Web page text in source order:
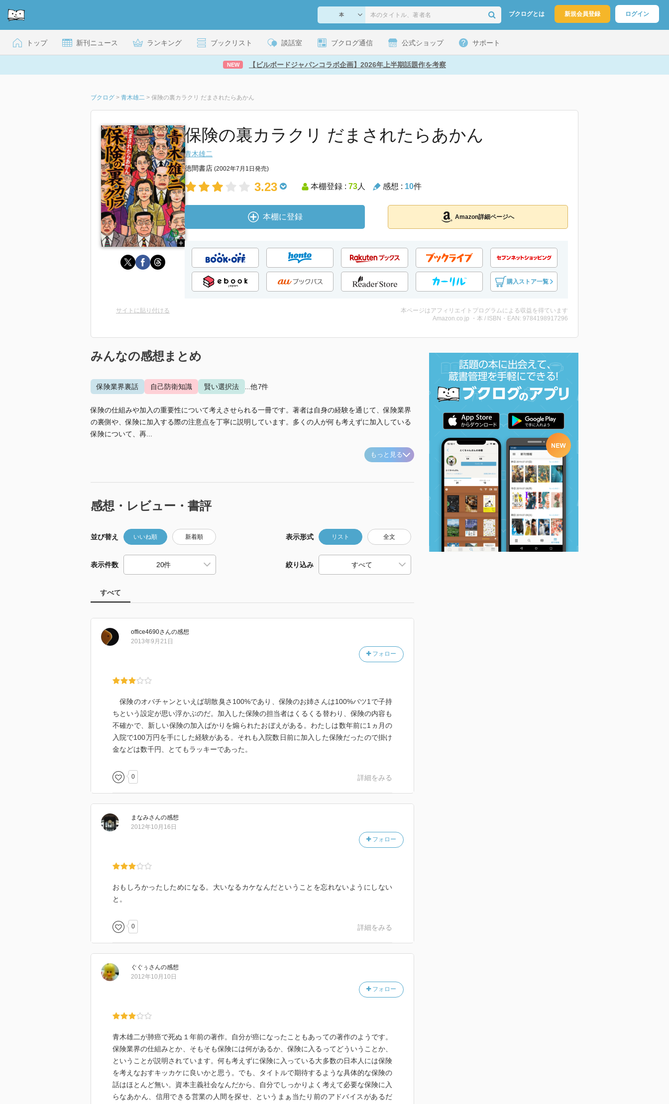
ブクログとは 新規会員登録 ログイン
トップ 新刊ニュース ランキング ブックリスト 談話室 ブクログ通信 公式ショップ サポート
NEW 【ビルボードジャパンコラボ企画】2026年上半期話題作を考察
ブクログ > 青木雄二 > 保険の裏カラクリ だまされたらあかん
保険の裏カラクリ だまされたらあかん
青木雄二
徳間書店 (2002年7月1日発売)
3.23 本棚登録 : 73人 感想 : 10件
本棚に登録 Amazon詳細ページへ
購入ストア一覧
サイトに貼り付ける
本ページはアフィリエイトプログラムによる収益を得ています
Amazon.co.jp ・本 / ISBN・EAN: 9784198917296
みんなの感想まとめ
保険業界裏話 自己防衛知識 賢い選択法 ...他7件
保険の仕組みや加入の重要性について考えさせられる一冊です。著者は自身の経験を通じて、保険業界
の裏側や、保険に加入する際の注意点を丁寧に説明しています。多くの人が何も考えずに加入している
保険について、再...
もっと見る
感想・レビュー・書評
並び替え いいね順 新着順 表示形式 リスト 全文
表示件数 絞り込み
すべて
office4690さんの感想
フォロー
2013年9月21日
保険のオバチャンといえば胡散臭さ100%であり、保険のお姉さんは100%バツ1で子持
ちという設定が思い浮かぶのだ。加入した保険の担当者はくるくる替わり、保険の内容も
不確かで、新しい保険の加入ばかりを煽られたおぼえがある。わたしは数年前に1ヵ月の
入院で100万円を手にした経験がある。それも入院数日前に加入した保険だったので掛け
金などは数千円、とてもラッキーであった。
0 詳細をみる
まなみさんの感想
フォロー
2012年10月16日
おもしろかったしためになる。大いなるカケなんだということを忘れないようにしない
と。
0 詳細をみる
ぐぐぅ さんの感想
フォロー
2012年10月10日
青木雄二が肺癌で死ぬ１年前の著作。自分が癌になったこともあっての著作のようです。
保険業界の仕組みとか、そもそも保険には何があるか、保険に入るってどういうことか、
ということが説明されています。何も考えずに保険に入っている大多数の日本人には保険
を考えなおすキッカケに良いかと思う。でも、タイトルで期待するような具体的な保険の
話はほとんど無い。資本主義社会なんだから、自分でしっかりよく考えて必要な保険に入
らなあかん、信用できる営業の人間を探せ、というまぁ当たり前のアドバイスがあるだ